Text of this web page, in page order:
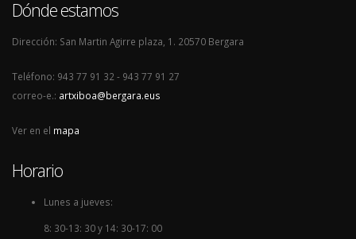
Dónde estamos
Dirección: San Martin Agirre plaza, 1. 20570 Bergara
Teléfono: 943 77 91 32 - 943 77 91 27
correo-e.: artxiboa@bergara.eus
Ver en el mapa
Horario
Lunes a jueves:
8: 30-13: 30 y 14: 30-17: 00